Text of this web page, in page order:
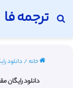
ترجمه فا
جستجو برای
خانه/ دانلود
دانلود رایگان